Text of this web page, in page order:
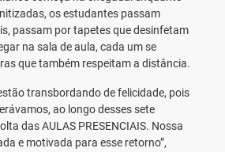
os estudantes passam
passam por tapetes que desinfetam
na sala de aula, cada um se
que também respeitam a distância.
transbordando de felicidade, pois
ao longo desses sete
das AULAS PRESENCIAIS. Nossa
e motivada para esse retorno”,